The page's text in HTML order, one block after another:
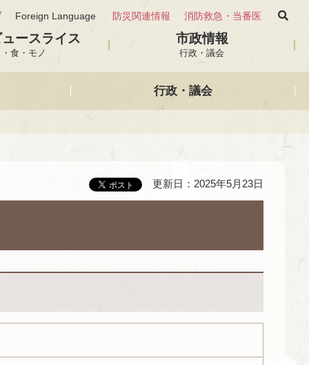
Foreign Language 防災関連情報 消防救急・当番医
ースライス
食・モノ
市政情報
行政・議会
行政・議会
更新日：2025年5月23日